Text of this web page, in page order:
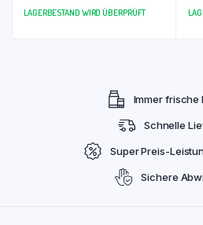
LAGERBESTAND WIRD ÜBERPRÜFT
Immer frische
Schnelle
Super Preis-
Sichere